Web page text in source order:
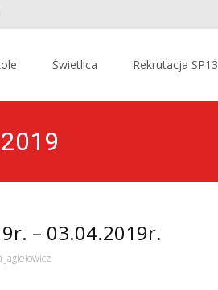
Świetlica Rekrutacja SP13
– 03.04.2019r.
Jagiełowicz